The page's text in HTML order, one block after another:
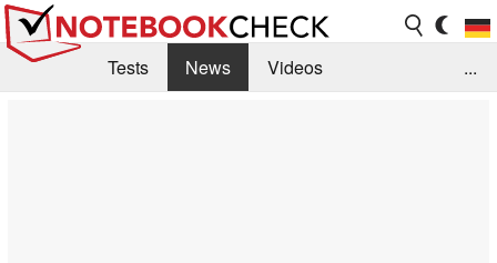
Tests News
Videos
...